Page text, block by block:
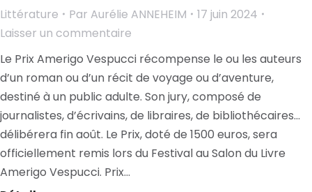
Littérature Par Aurélie ANNEHEIM
17 juin 2024
Laisser un commentaire
Le Prix Amerigo Vespucci récompense le ou les auteurs
d’un roman ou d’un récit de voyage ou d’aventure,
destiné à un public adulte. Son jury, composé de
journalistes, d’écrivains, de libraires, de bibliothécaires…
délibérera fin août. Le Prix, doté de 1500 euros, sera
officiellement remis lors du Festival au Salon du Livre
Amerigo Vespucci. Prix…